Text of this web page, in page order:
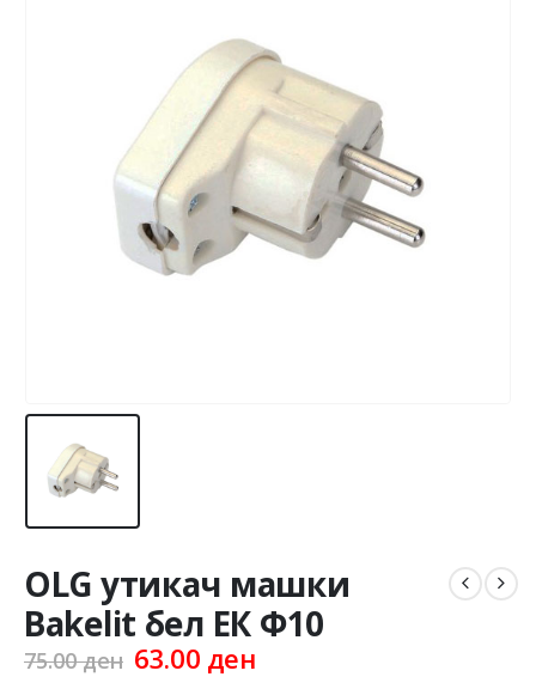
OLG утикач машки
Bakelit бел ЕК Ф10
75.00ден Original
63.00 денCurrent